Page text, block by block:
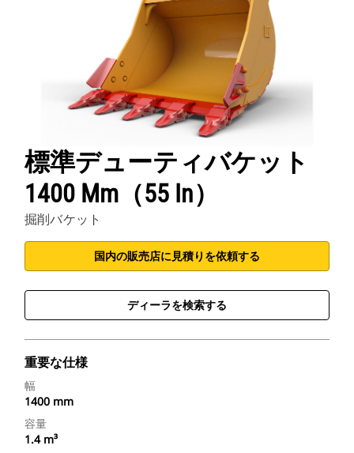
標準デューティバケット
1400 Mm（55 In）
掘削バケット
国内の販売店に見積りを依頼する
ディーラを検索する
重要な仕様
幅
1400 mm
容量
1.4 m³